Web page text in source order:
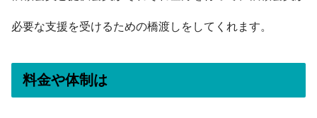
必要な支援を受けるための橋渡しをしてくれます。
料金や体制は